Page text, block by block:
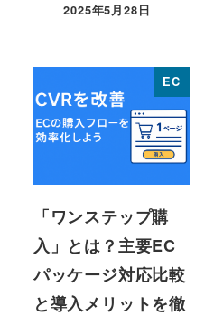
投稿日
2025年5月28日
EC
「ワンステップ購
入」とは？主要EC
パッケージ対応比較
と導入メリットを徹